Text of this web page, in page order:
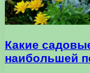
Какие
наибольшей